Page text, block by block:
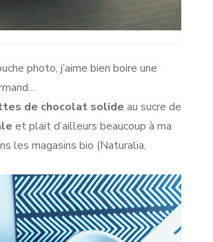
photo, j’aime bien boire une
de chocolat solide au sucre de
et plait d’ailleurs beaucoup à ma
les magasins bio (Naturalia,